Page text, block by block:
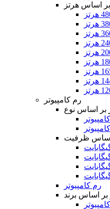
بر اساس هرتز
رم کامپیوتر
بر اساس نوع
ظرفیت
رم کامپیوتر
بر اساس برند